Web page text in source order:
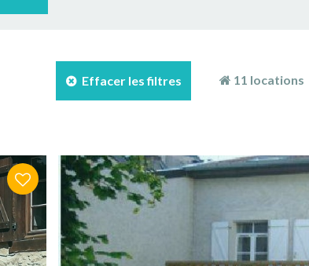
Effacer les filtres 11 locations